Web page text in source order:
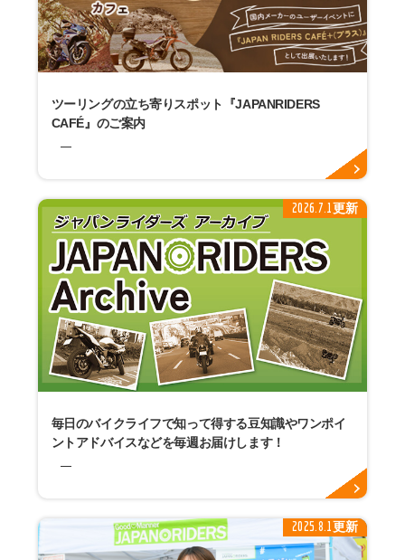
ツーリングの立ち寄りスポット『JAPANRIDERS
CAFÉ』のご案内
2026.7.1更新
毎日のバイクライフで知って得する豆知識やワンポイ
ントアドバイスなどを毎週お届けします！
2025.8.1更新